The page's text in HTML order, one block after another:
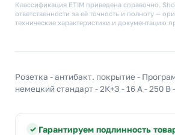
Классификация ETIM приведена справочно.
ответственности за её точность и полноту —
технические характеристики и документацию
Розетка - антибакт. покрытие -
немецкий стандарт - 2К+З - 16 A - 250
Гарантируем подлинность